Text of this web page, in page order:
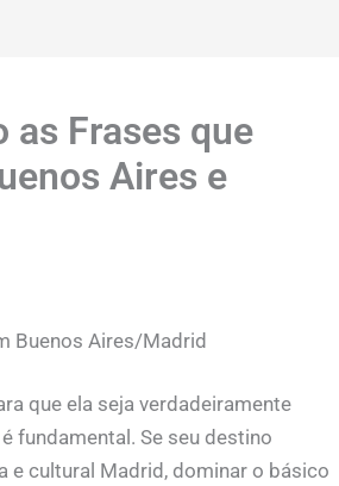
as Frases que
Aires e
Buenos Aires/Madrid
que ela seja verdadeiramente
fundamental. Se seu destino
e cultural Madrid, dominar o básico